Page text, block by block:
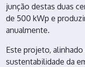
junção destas duas
de 500 kWp e
anualmente.
Este projeto,
sustentabilidade da